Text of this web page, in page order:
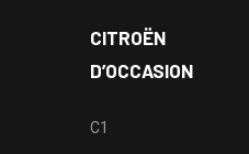
CITROËN
D’OCCASION
C1